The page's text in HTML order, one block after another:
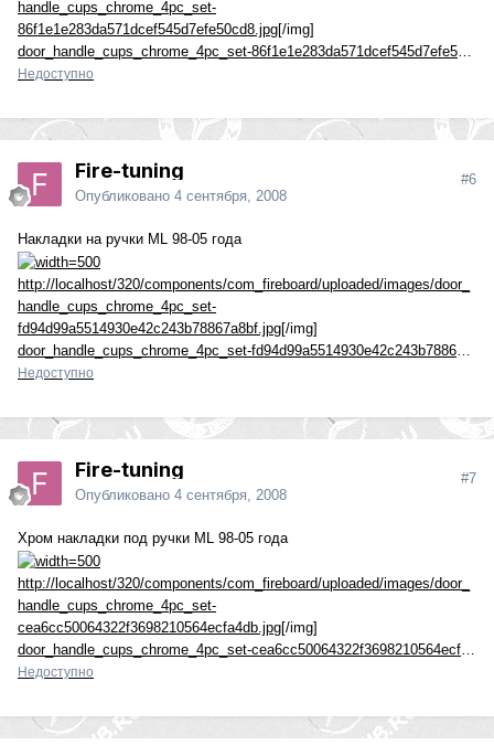
handle_cups_chrome_4pc_set-
86f1e1e283da571dcef545d7efe50cd8.jpg[/img]
Недоступно
Fire-tuning
Опубликовано 4 сентября, 2008
#6
Накладки на ручки ML 98-05 года
http://localhost/320/components/com_fireboard/uploaded/images/door_
handle_cups_chrome_4pc_set-
fd94d99a5514930e42c243b78867a8bf.jpg[/img]
Недоступно
Fire-tuning
Опубликовано 4 сентября, 2008
#7
Хром накладки под ручки ML 98-05 года
http://localhost/320/components/com_fireboard/uploaded/images/door_
handle_cups_chrome_4pc_set-
cea6cc50064322f3698210564ecfa4db.jpg[/img]
Недоступно